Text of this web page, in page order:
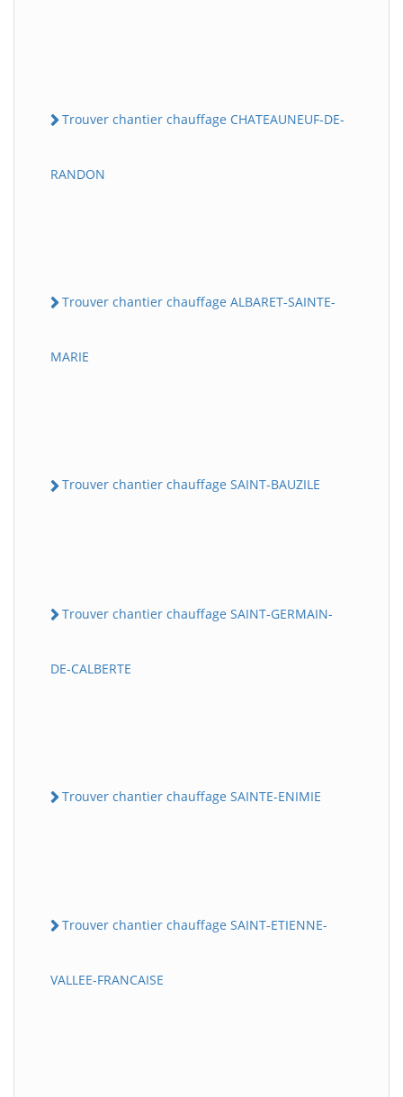
Trouver chantier chauffage CHATEAUNEUF-DE-
RANDON
Trouver chantier chauffage ALBARET-SAINTE-
MARIE
Trouver chantier chauffage SAINT-BAUZILE
Trouver chantier chauffage SAINT-GERMAIN-
DE-CALBERTE
Trouver chantier chauffage SAINTE-ENIMIE
Trouver chantier chauffage SAINT-ETIENNE-
VALLEE-FRANCAISE